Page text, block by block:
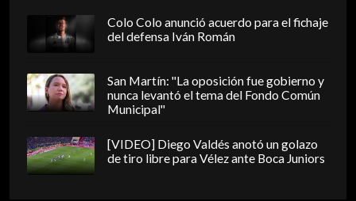
Colo Colo anunció acuerdo para el fichaje
del defensa Iván Román
San Martín: "La oposición fue gobierno y
nunca levantó el tema del Fondo Común
Municipal"
[VIDEO] Diego Valdés anotó un golazo
de tiro libre para Vélez ante Boca Juniors